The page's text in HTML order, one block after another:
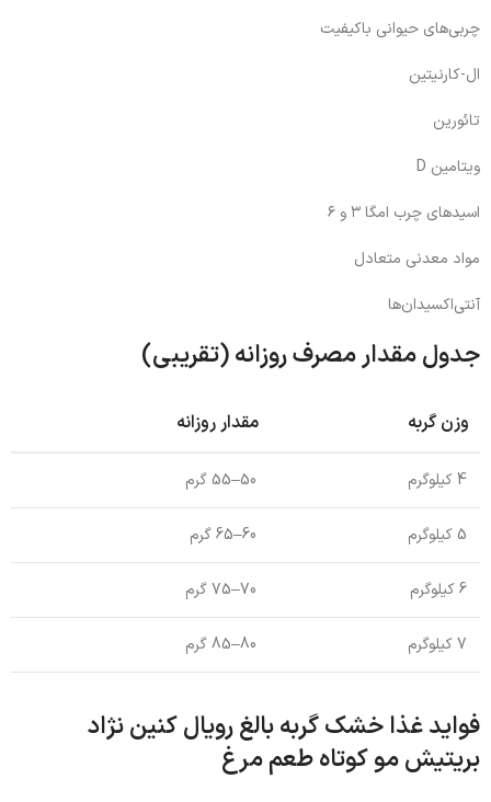
چربی‌های حیوانی باکیفیت
ال-کارنیتین
تائورین
ویتامین D
اسیدهای چرب امگا ۳ و ۶
مواد معدنی متعادل
آنتی‌اکسیدان‌ها
جدول مقدار مصرف روزانه (تقریبی)
وزن گربه مقدار روزانه
4 کیلوگرم 50–55 گرم
5 کیلوگرم 60–65 گرم
6 کیلوگرم 70–75 گرم
7 کیلوگرم 80–85 گرم
فواید غذا خشک گربه بالغ رویال کنین نژاد
بریتیش مو کوتاه طعم مرغ